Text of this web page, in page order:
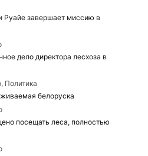
Руайе завершает миссию в
дело директора лесхоза в
Политика
белоруска
посещать леса, полностью